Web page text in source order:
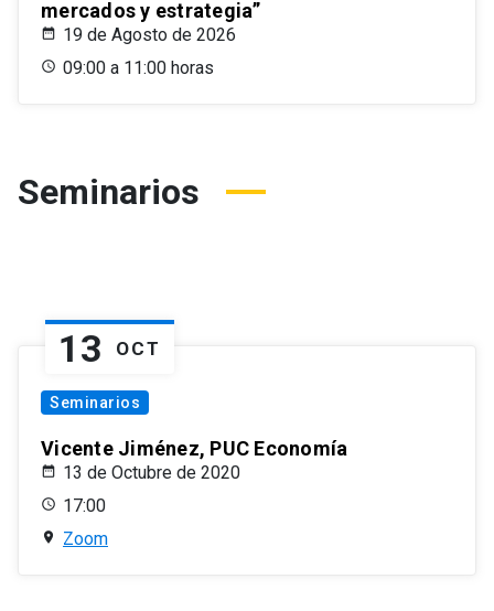
mercados y estrategia”
19 de Agosto de 2026
09:00 a 11:00 horas
Seminarios
13 OCT
Seminarios
Vicente Jiménez, PUC Economía
13 de Octubre de 2020
17:00
Zoom